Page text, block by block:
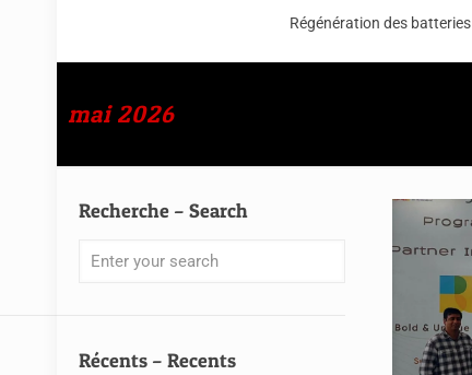
Régénération des batteries
mai 2026
Recherche – Search
Récents – Recents